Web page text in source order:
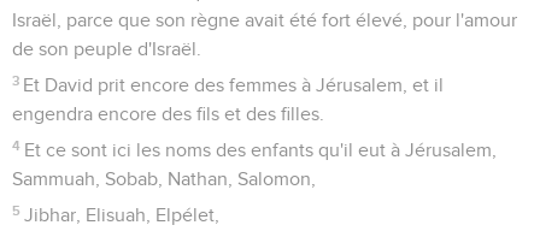
Israël, parce que son règne avait été fort élevé, pour l'amour
de son peuple d'Israël.
3 Et David prit encore des femmes à Jérusalem, et il
engendra encore des fils et des filles.
4 Et ce sont ici les noms des enfants qu'il eut à Jérusalem,
Sammuah, Sobab, Nathan, Salomon,
5 Jibhar, Elisuah, Elpélet,